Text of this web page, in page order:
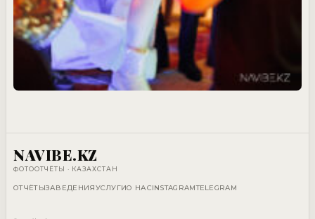
NAVIBE.KZ
ФОТООТЧЁТЫ · КАЗАХСТАН
ОТЧЁТЫЗАВЕДЕНИЯУСЛУГИО НАСINSTAGRAMTELEGRAM